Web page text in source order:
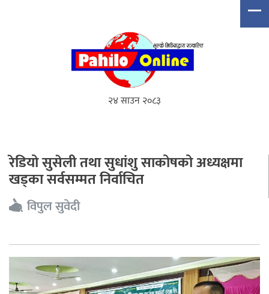
२४ साउन २०८३
रेडियो सुसेली तथा सुधांशु साकोषको अध्यक्षमा
खड्का सर्वसम्मत निर्वाचित
विपुल सुवेदी